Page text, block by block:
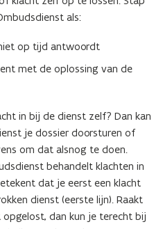
als:
op tijd antwoordt
met de oplossing van de
in bij de dienst zelf? Dan kan
je dossier doorsturen of
om dat alsnog te doen.
behandelt klachten in
dat je eerst een klacht
dienst (eerste lijn). Raakt
opgelost, dan kun je terecht bij